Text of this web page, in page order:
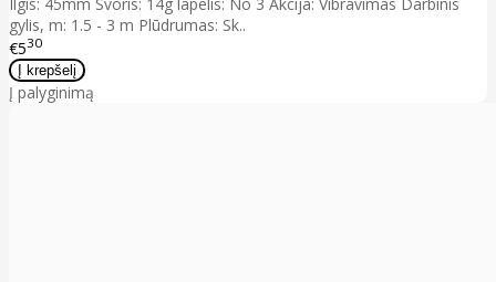
gylis, m: 1.5 - 3 m Plūdrumas: Sk..
€530
Į palyginimą